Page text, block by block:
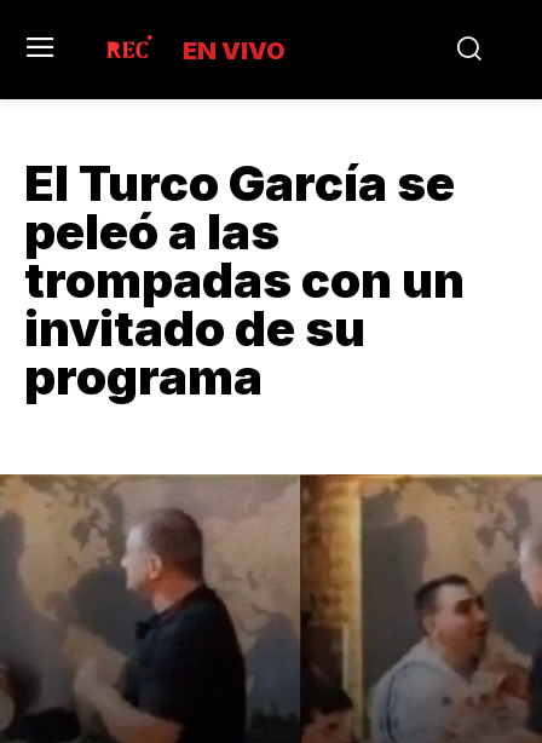
EN VIVO
El Turco García se
peleó a las
trompadas con un
invitado de su
programa